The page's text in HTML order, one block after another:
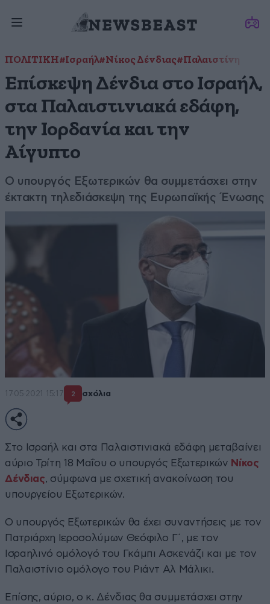
ΠΟΛΙΤΙΚΗ#Ισραήλ#Νίκος Δένδιας#Παλαιστίνη
Επίσκεψη Δένδια στο Ισραήλ,
στα Παλαιστινιακά εδάφη,
την Ιορδανία και την
Αίγυπτο
Ο υπουργός Εξωτερικών θα συμμετάσχει στην
έκτακτη τηλεδιάσκεψη της Ευρωπαϊκής Ένωσης
17·05·2021 15:17 2 σχόλια
Στο Ισραήλ και στα Παλαιστινιακά εδάφη μεταβαίνει
αύριο Τρίτη 18 Μαΐου ο υπουργός Εξωτερικών Νίκος
Δένδιας, σύμφωνα με σχετική ανακοίνωση του
υπουργείου Εξωτερικών.
Ο υπουργός Εξωτερικών θα έχει συναντήσεις με τον
Πατριάρχη Ιεροσολύμων Θεόφιλο Γ΄, με τον
Ισραηλινό ομόλογό του Γκάμπι Ασκενάζι και με τον
Παλαιστίνιο ομόλογο του Ριάντ Αλ Μάλικι.
Επίσης, αύριο, ο κ. Δένδιας θα συμμετάσχει στην